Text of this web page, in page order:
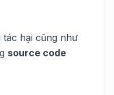
tác hại cũng như
source code